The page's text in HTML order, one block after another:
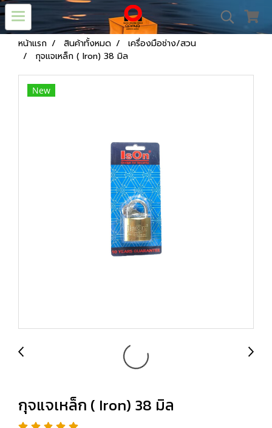
หน้าแรก สินค้าทั้งหมด
เครื่องมือช่าง/สวน
กุจแจเหล็ก ( Iron) 38 มิล
New
กุจแจเหล็ก ( Iron) 38 มิล